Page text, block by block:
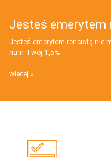
Jesteś emerytem
Jesteś emerytem rencistą nie
nam Twój 1,5%
więcej